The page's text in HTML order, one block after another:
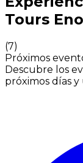
Tours
(7)
Próximos
Descubre los
próximos días